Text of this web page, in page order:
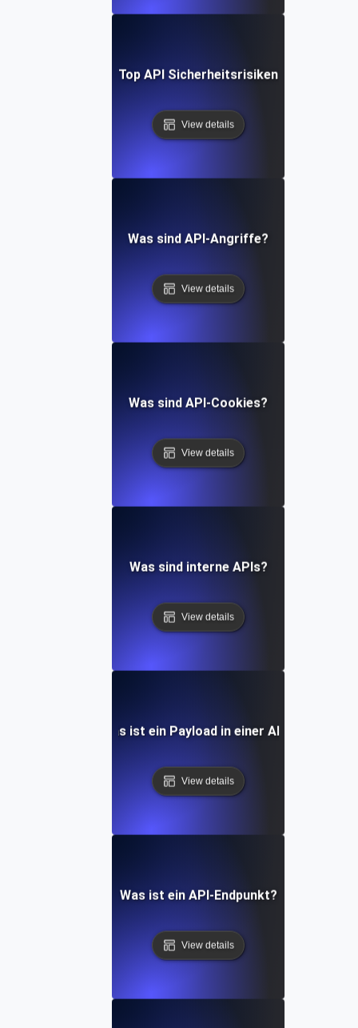
Top API Sicherheitsrisiken
View details
Was sind API-Angriffe?
View details
Was sind API-Cookies?
View details
Was sind interne APIs?
View details
Was ist ein Payload in einer API?
View details
Was ist ein API-Endpunkt?
View details